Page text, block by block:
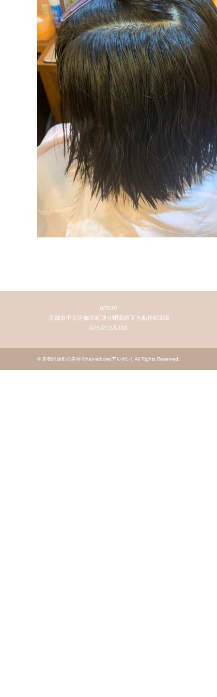
arbore
京都市中京区御幸町通り蛸薬師下る船屋町368
075-213-5308
© 京都河原町の美容室hair-arbore(アルボレ) . All Rights Reserved.